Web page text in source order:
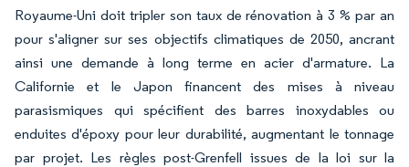
Royaume-Uni doit tripler son taux de rénovation à 3 % par an
pour s'aligner sur ses objectifs climatiques de 2050, ancrant
ainsi une demande à long terme en acier d'armature. La
Californie et le Japon financent des mises à niveau
parasismiques qui spécifient des barres inoxydables ou
enduites d'époxy pour leur durabilité, augmentant le tonnage
par projet. Les règles post-Grenfell issues de la loi sur la